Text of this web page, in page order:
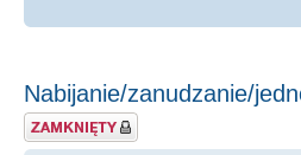
Nabijanie/zanudzanie/
Zablokowany temat